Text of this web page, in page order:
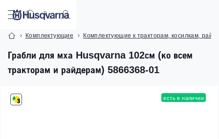
Комплектующие Комплектующие к тракторам, косилкам,
Грабли для мха Husqvarna 102см (ко всем
тракторам и райдерам) 5866368-01
есть в наличии